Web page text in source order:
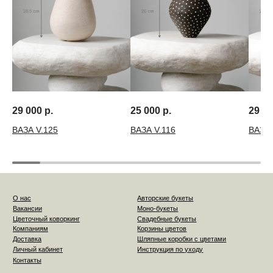
29 000 р.
ВАЗА V.125
25 000 р.
ВАЗА V.116
29
ВАЗА